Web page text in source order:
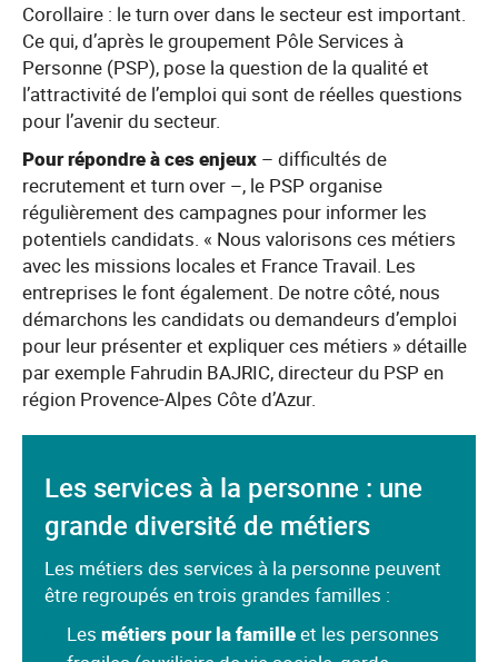
Corollaire : le turn over dans le secteur est important.
Ce qui, d’après le groupement Pôle Services à
Personne (PSP), pose la question de la qualité et
l’attractivité de l’emploi qui sont de réelles questions
pour l’avenir du secteur.
Pour répondre à ces enjeux – difficultés de
recrutement et turn over –, le PSP organise
régulièrement des campagnes pour informer les
potentiels candidats. « Nous valorisons ces métiers
avec les missions locales et France Travail. Les
entreprises le font également. De notre côté, nous
démarchons les candidats ou demandeurs d’emploi
pour leur présenter et expliquer ces métiers » détaille
par exemple Fahrudin BAJRIC, directeur du PSP en
région Provence-Alpes Côte d’Azur.
Les services à la personne : une
grande diversité de métiers
Les métiers des services à la personne peuvent
être regroupés en trois grandes familles :
Les métiers pour la familleet les personnes